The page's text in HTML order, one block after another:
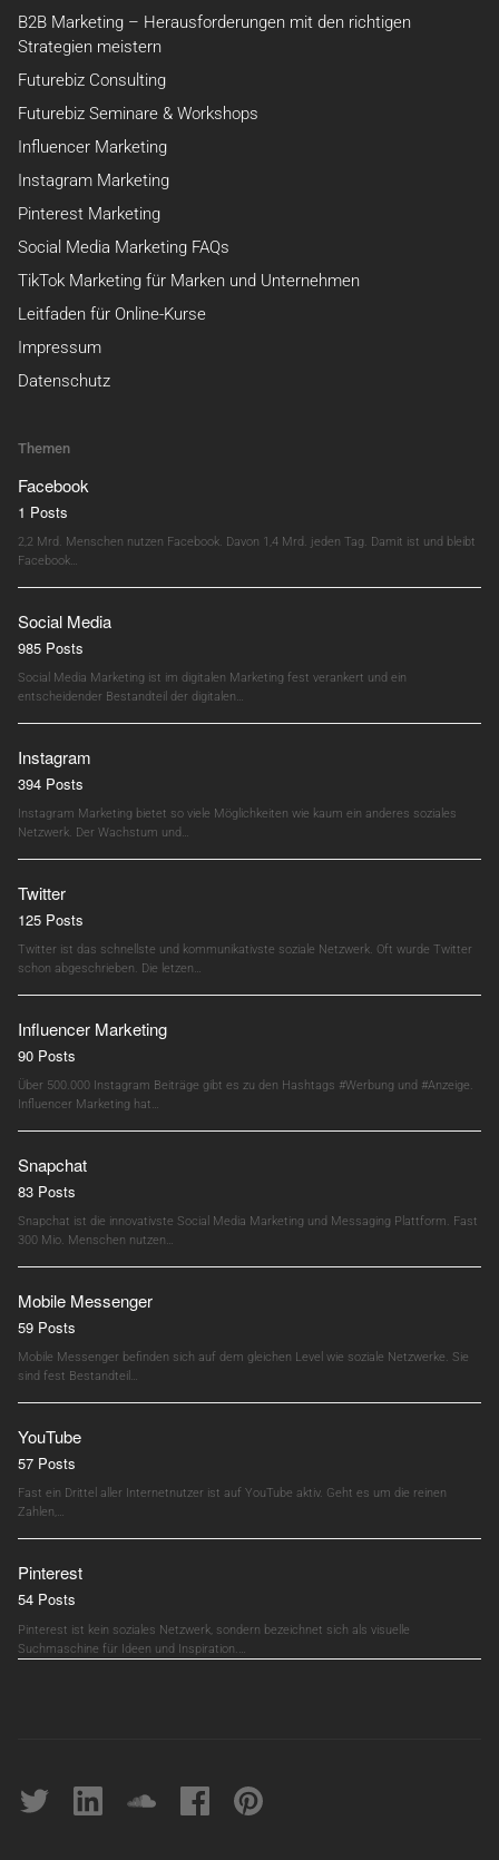
B2B Marketing – Herausforderungen mit den richtigen
Strategien meistern
Futurebiz Consulting
Futurebiz Seminare & Workshops
Influencer Marketing
Instagram Marketing
Pinterest Marketing
Social Media Marketing FAQs
TikTok Marketing für Marken und Unternehmen
Leitfaden für Online-Kurse
Impressum
Datenschutz
Themen
Facebook
1 Posts
2,2 Mrd. Menschen nutzen Facebook. Davon 1,4 Mrd. jeden Tag. Damit ist und bleibt
Facebook…
Social Media
985 Posts
Social Media Marketing ist im digitalen Marketing fest verankert und ein
entscheidender Bestandteil der digitalen…
Instagram
394 Posts
Instagram Marketing bietet so viele Möglichkeiten wie kaum ein anderes soziales
Netzwerk. Der Wachstum und…
Twitter
125 Posts
Twitter ist das schnellste und kommunikativste soziale Netzwerk. Oft wurde Twitter
schon abgeschrieben. Die letzen…
Influencer Marketing
90 Posts
Über 500.000 Instagram Beiträge gibt es zu den Hashtags #Werbung und #Anzeige.
Influencer Marketing hat…
Snapchat
83 Posts
Snapchat ist die innovativste Social Media Marketing und Messaging Plattform. Fast
300 Mio. Menschen nutzen…
Mobile Messenger
59 Posts
Mobile Messenger befinden sich auf dem gleichen Level wie soziale Netzwerke. Sie
sind fest Bestandteil…
YouTube
57 Posts
Fast ein Drittel aller Internetnutzer ist auf YouTube aktiv. Geht es um die reinen
Zahlen,…
Pinterest
54 Posts
Pinterest ist kein soziales Netzwerk, sondern bezeichnet sich als visuelle
Suchmaschine für Ideen und Inspiration.…
Twitter linkedin soundcloudFacebookpinterest